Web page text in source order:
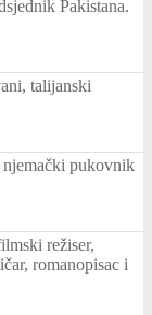
Pakistana.
talijanski
njemački pukovnik
režiser,
romanopisac i